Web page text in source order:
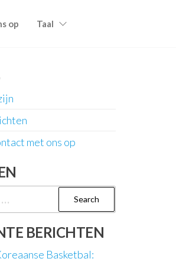
op Taal
met ons op
BERICHTEN
Basketbal: